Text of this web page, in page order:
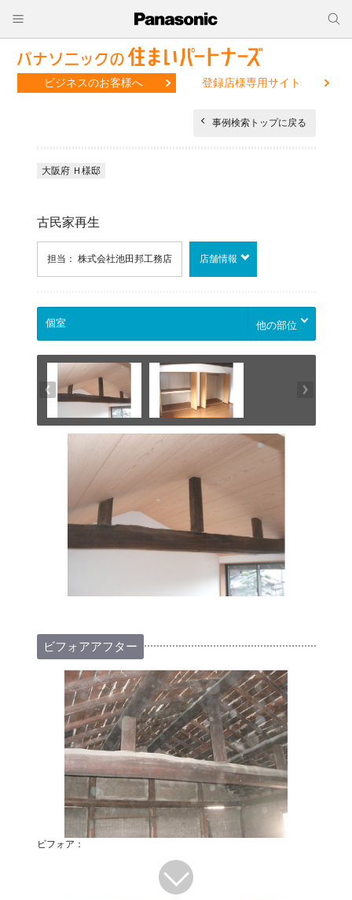
ビジネスのお客様へ 登録店様専用サイト
事例検索トップに戻る
大阪府 Ｈ様邸
古民家再生
担当： 株式会社池田邦工務店 店舗情報
他の部位
ビフォアアフター
ビフォア：